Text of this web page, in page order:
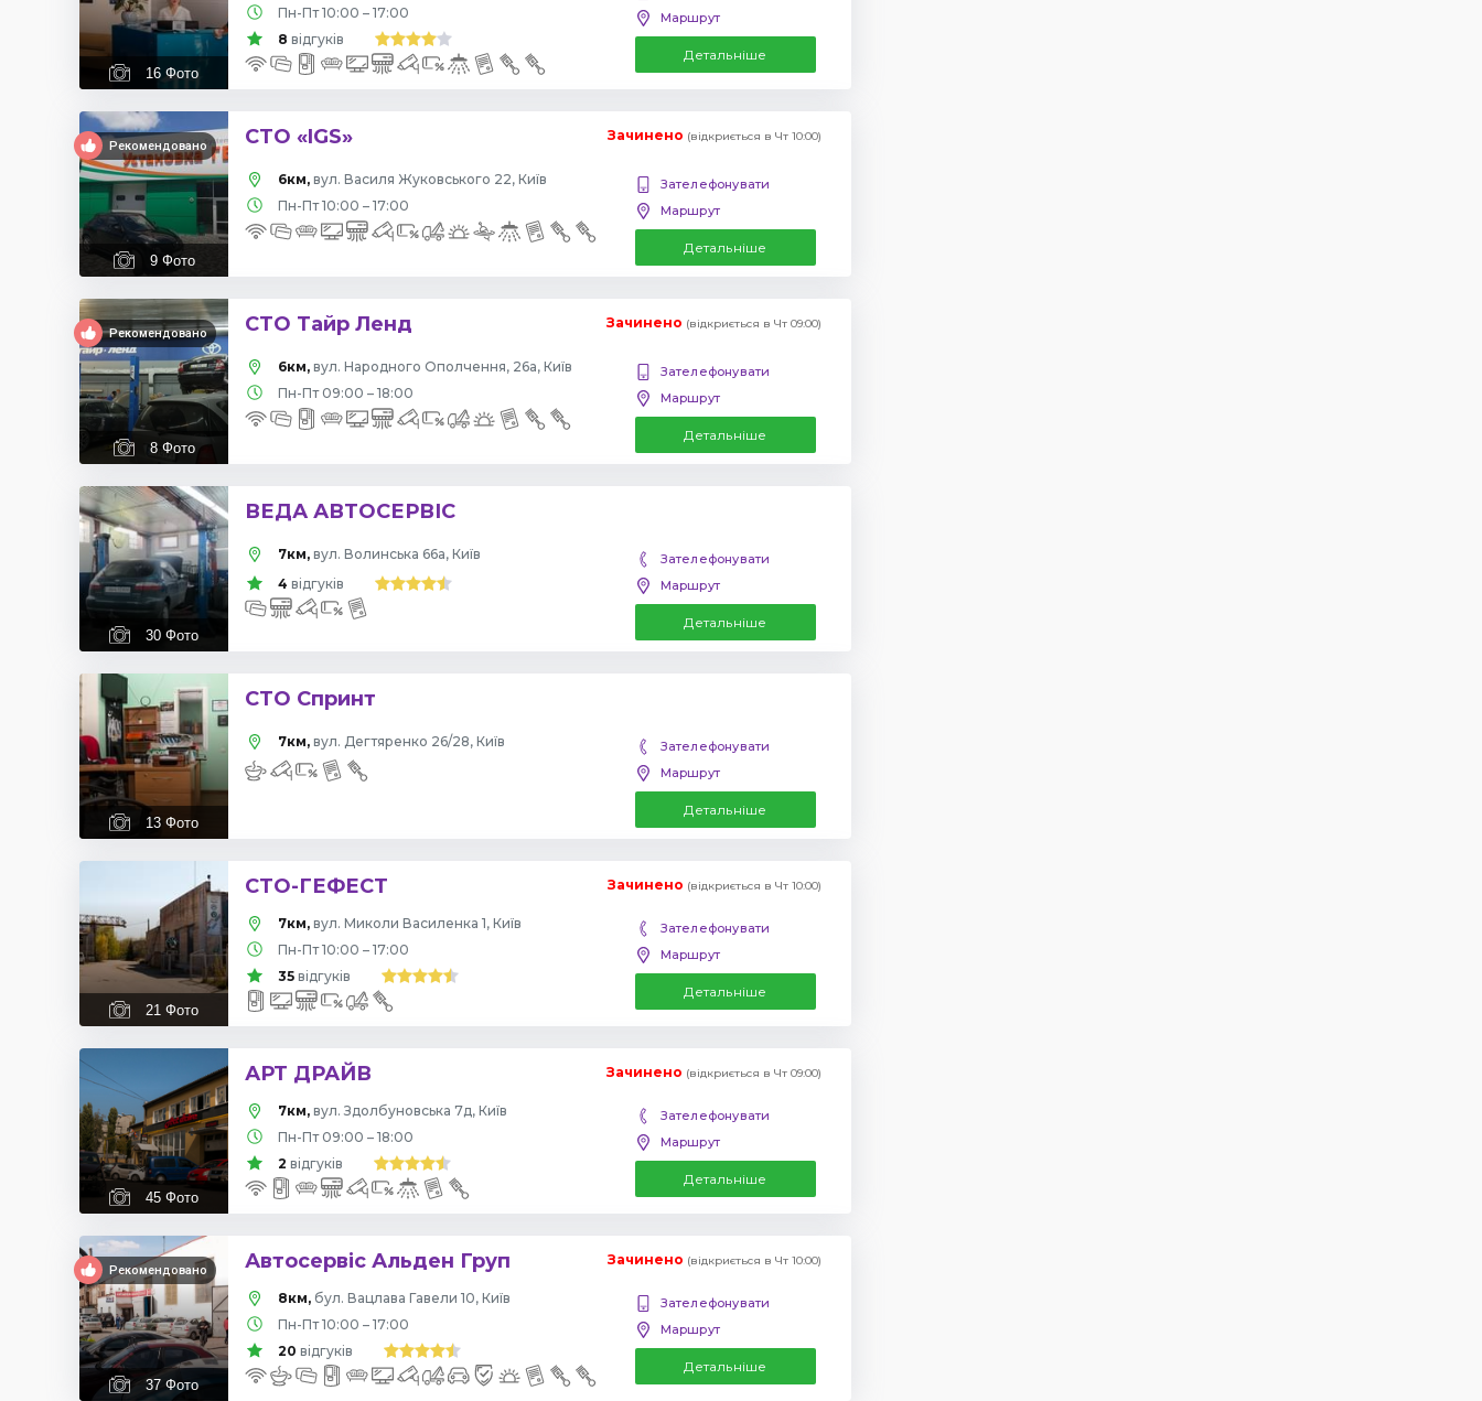
16 Фото
Пн-Пт 10:00 – 17:00
8 відгуків
Маршрут
Детальніше
Рекомендовано
9 Фото
СТО «IGS» Зачинено (відкриється в Чт 10:00)
6км, вул. Василя Жуковського 22, Київ
Пн-Пт 10:00 – 17:00
Зателефонувати
Маршрут
Детальніше
Рекомендовано
8 Фото
СТО Тайр Ленд Зачинено (відкриється в Чт 09:00)
6км, вул. Народного Ополчення, 26а, Київ
Пн-Пт 09:00 – 18:00
Зателефонувати
Маршрут
Детальніше
30 Фото
ВЕДА АВТОСЕРВІС
7км, вул. Волинська 66а, Київ
4 відгуків
Зателефонувати
Маршрут
Детальніше
13 Фото
СТО Спринт
7км, вул. Дегтяренко 26/28, Київ
Зателефонувати
Маршрут
Детальніше
21 Фото
СТО-ГЕФЕСТ Зачинено (відкриється в Чт 10:00)
7км, вул. Миколи Василенка 1, Київ
Пн-Пт 10:00 – 17:00
35 відгуків
Зателефонувати
Маршрут
Детальніше
45 Фото
АРТ ДРАЙВ Зачинено (відкриється в Чт 09:00)
7км, вул. Здолбуновська 7д, Київ
Пн-Пт 09:00 – 18:00
2 відгуків
Зателефонувати
Маршрут
Детальніше
Рекомендовано
37 Фото
Автосервіс Альден Груп Зачинено (відкриється в Чт 10:00)
8км, бул. Вацлава Гавели 10, Київ
Пн-Пт 10:00 – 17:00
20 відгуків
Зателефонувати
Маршрут
Детальніше